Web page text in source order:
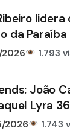
da
por 66%,
2026 1.793
João
Lyra
2026 1.743